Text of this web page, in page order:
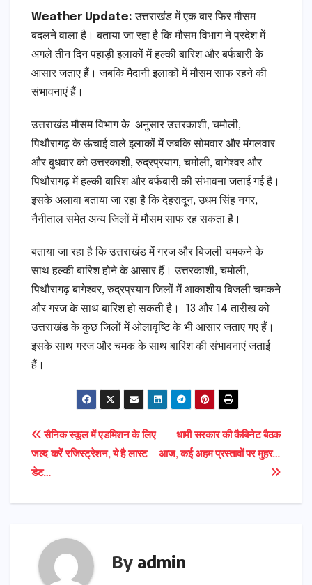
Weather Update: उत्तराखंड में एक बार फिर मौसम
बदलने वाला है। बताया जा रहा है कि मौसम विभाग ने प्रदेश में
अगले तीन दिन पहाड़ी इलाकों में हल्की बारिश और बर्फबारी के
आसार जताए हैं। जबकि मैदानी इलाकों में मौसम साफ रहने की
संभावनाएं हैं।
उत्तराखंड मौसम विभाग के अनुसार उत्तरकाशी, चमोली,
पिथौरागढ़ के ऊंचाई वाले इलाकों में जबकि सोमवार और मंगलवार
और बुधवार को उत्तरकाशी, रुद्रप्रयाग, चमोली, बागेश्वर और
पिथौरागढ़ में हल्की बारिश और बर्फबारी की संभावना जताई गई है।
इसके अलावा बताया जा रहा है कि देहरादून, उधम सिंह नगर,
नैनीताल समेत अन्य जिलों में मौसम साफ रह सकता है।
बताया जा रहा है कि उत्तराखंड में गरज और बिजली चमकने के
साथ हल्की बारिश होने के आसार हैं। उत्तरकाशी, चमोली,
पिथौरागढ़ बागेश्वर, रुद्रप्रयाग जिलों में आकाशीय बिजली चमकने
और गरज के साथ बारिश हो सकती है। 13 और 14 तारीख को
उत्तराखंड के कुछ जिलों में ओलावृष्टि के भी आसार जताए गए हैं।
इसके साथ गरज और चमक के साथ बारिश की संभावनाएं जताई
हैं।
Post
navigation
धामी सरकार की कैबिनेट बैठक
आज, कई अहम प्रस्तावों पर मुहर…
सैनिक स्‍कूल में एडमिशन के लिए
जल्द करें रजिस्ट्रेशन, ये है लास्ट
डेट…
By admin